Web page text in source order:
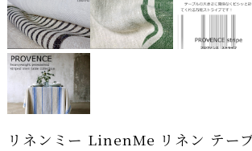
リネンミー LinenMe リネン テー